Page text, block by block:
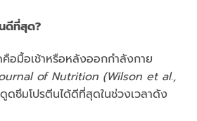
ดีที่สุด?
คือมื้อเช้าหรือหลังออกกำลังกาย
of Nutrition (Wilson et al.,
ดซึมโปรตีนได้ดีที่สุดในช่วงเวลาดัง